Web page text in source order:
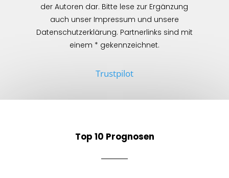
der Autoren dar. Bitte lese zur Ergänzung
auch unser Impressum und unsere
Datenschutzerklärung. Partnerlinks sind mit
einem * gekennzeichnet.
Trustpilot
Top 10 Prognosen